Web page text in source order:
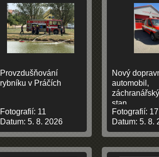
Provzdušňování
rybníku v Práčích
Fotografií: 11
Datum: 5. 8. 2026
Nový
automobil,
stan
Fotografií: 17
Datum:5. 8.